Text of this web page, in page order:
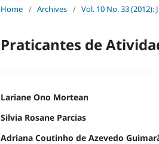
Home / Archives / Vol. 10 No. 33
Praticantes de
Lariane Ono Mortean
Silvia Rosane Parcias
Adriana Coutinho de Azevedo